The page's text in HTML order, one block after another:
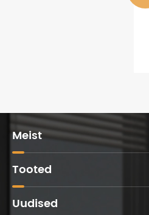
Meist
Tooted
Uudised